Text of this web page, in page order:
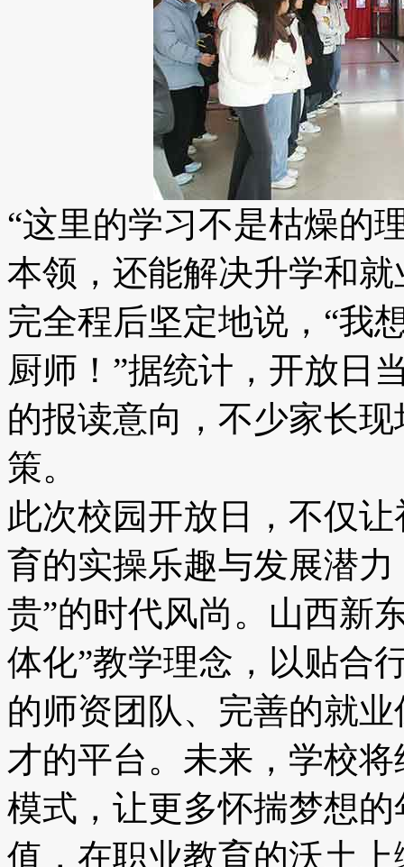
“这里的学习不是枯燥的
本领，还能解决升学和
完全程后坚定地说，“我
厨师！”据统计，开放日
的报读意向，不少家长
策。
此次校园开放日，不仅
育的实操乐趣与发展潜
贵”的时代风尚。山西新
体化”教学理念，以贴合
的师资团队、完善的就
才的平台。未来，学校
模式，让更多怀揣梦想
值，在职业教育的沃土